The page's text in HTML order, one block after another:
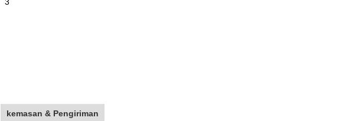
kemasan & Pengiriman